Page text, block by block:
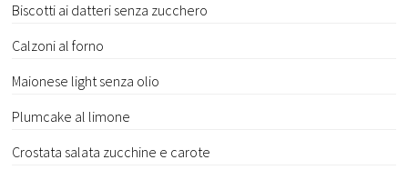
Biscotti ai datteri senza zucchero
Calzoni al forno
Maionese light senza olio
Plumcake al limone
Crostata salata zucchine e carote